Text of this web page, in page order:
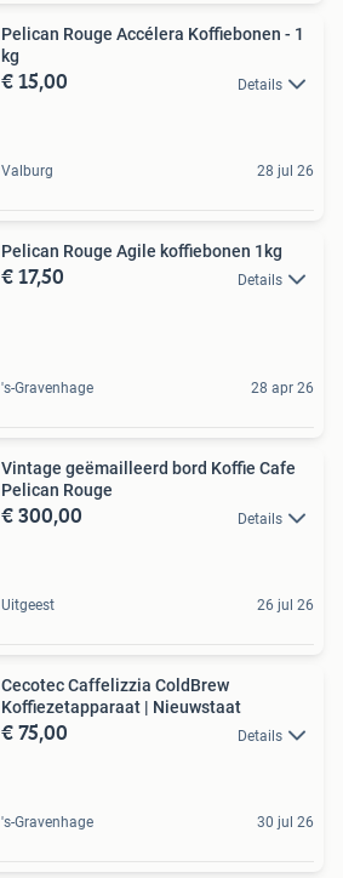
Pelican Rouge Accélera Koffiebonen - 1
kg
€ 15,00 Details
Valburg 28 jul 26
Pelican Rouge Agile koffiebonen 1kg
€ 17,50 Details
's-Gravenhage 28 apr 26
Vintage geëmailleerd bord Koffie Cafe
Pelican Rouge
€ 300,00 Details
Uitgeest 26 jul 26
Cecotec Caffelizzia ColdBrew
Koffiezetapparaat | Nieuwstaat
€ 75,00 Details
's-Gravenhage 30 jul 26